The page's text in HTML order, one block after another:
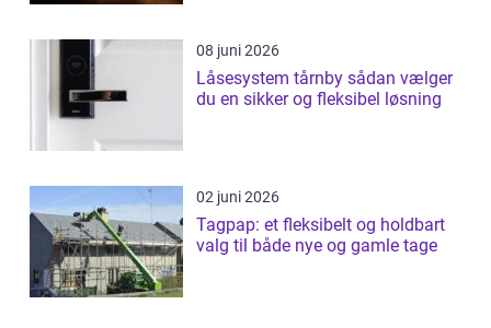
08 juni 2026
Låsesystem tårnby sådan vælger
du en sikker og fleksibel løsning
02 juni 2026
Tagpap: et fleksibelt og holdbart
valg til både nye og gamle tage